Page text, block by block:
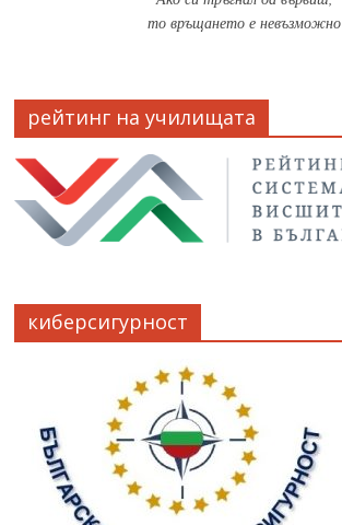
то връщането е невъзможно
рейтинг на училищата
киберсигурност